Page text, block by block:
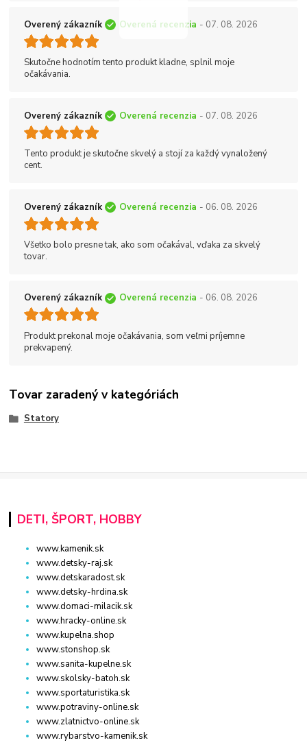
Overený zákazník Overená recenzia - 07. 08. 2026
Skutočne hodnotím tento produkt kladne, splnil moje
očakávania.
Overený zákazník Overená recenzia - 07. 08. 2026
Tento produkt je skutočne skvelý a stojí za každý vynaložený
cent.
Overený zákazník Overená recenzia - 06. 08. 2026
Všetko bolo presne tak, ako som očakával, vďaka za skvelý
tovar.
Overený zákazník Overená recenzia - 06. 08. 2026
Produkt prekonal moje očakávania, som veľmi príjemne
prekvapený.
Tovar zaradený v kategóriách
Statory
DETI, ŠPORT, HOBBY
www.kamenik.sk
www.detsky-raj.sk
www.detskaradost.sk
www.detsky-hrdina.sk
www.domaci-milacik.sk
www.hracky-online.sk
www.kupelna.shop
www.stonshop.sk
www.sanita-kupelne.sk
www.skolsky-batoh.sk
www.sportaturistika.sk
www.potraviny-online.sk
www.zlatnictvo-online.sk
www.rybarstvo-kamenik.sk